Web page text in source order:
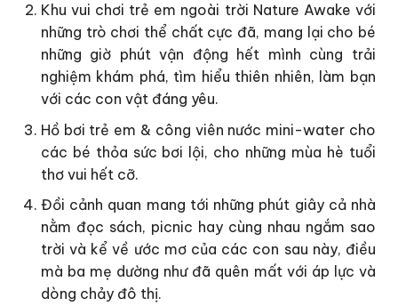
Khu vui chơi trẻ em ngoài trời Nature Awake với
những trò chơi thể chất cực đã, mang lại cho bé
những giờ phút vận động hết mình cùng trải
nghiệm khám phá, tìm hiểu thiên nhiên, làm bạn
với các con vật đáng yêu.
Hồ bơi trẻ em & công viên nước mini-water cho
các bé thỏa sức bơi lội, cho những mùa hè tuổi
thơ vui hết cỡ.
Đồi cảnh quan mang tới những phút giây cả nhà
nằm đọc sách, picnic hay cùng nhau ngắm sao
trời và kể về ước mơ của các con sau này, điều
mà ba mẹ dường như đã quên mất với áp lực và
dòng chảy đô thị.